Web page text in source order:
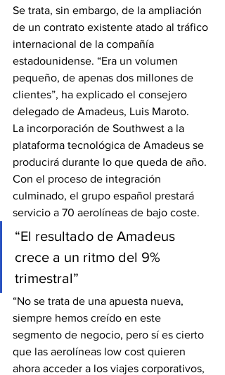
Se trata, sin embargo, de la ampliación
de un contrato existente atado al tráfico
internacional de la compañía
estadounidense. “Era un volumen
pequeño, de apenas dos millones de
clientes”, ha explicado el consejero
delegado de Amadeus, Luis Maroto.
La incorporación de Southwest a la
plataforma tecnológica de Amadeus se
producirá durante lo que queda de año.
Con el proceso de integración
culminado, el grupo español prestará
servicio a 70 aerolíneas de bajo coste.
“El resultado de Amadeus
crece a un ritmo del 9%
trimestral”
“No se trata de una apuesta nueva,
siempre hemos creído en este
segmento de negocio, pero sí es cierto
que las aerolíneas low cost quieren
ahora acceder a los viajes corporativos,